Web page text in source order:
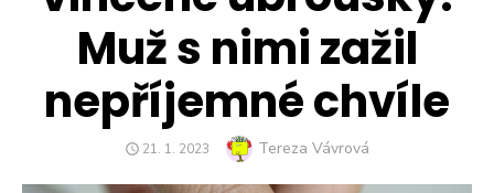
Muž s nimi zažil
nepříjemné chvíle
POSTED
21. 1. 2023 Author
Tereza Vávrová